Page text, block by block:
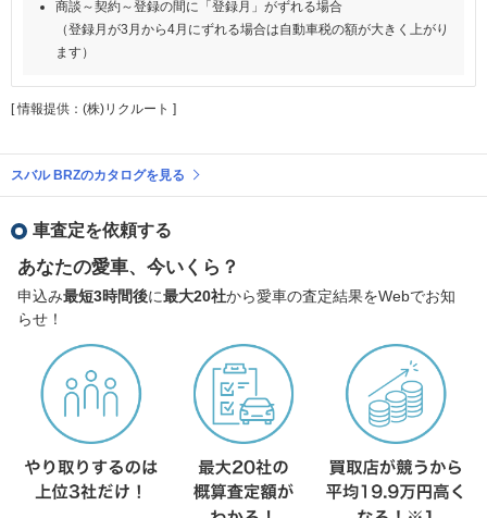
商談～契約～登録の間に「登録月」がずれる場合
（登録月が3月から4月にずれる場合は自動車税の額が大きく上がり
ます）
[ 情報提供：(株)リクルート ]
スバル BRZのカタログを見る
車査定を依頼する
あなたの愛車、今いくら？
申込み最短3時間後に最大20社から愛車の査定結果をWebでお知
らせ！